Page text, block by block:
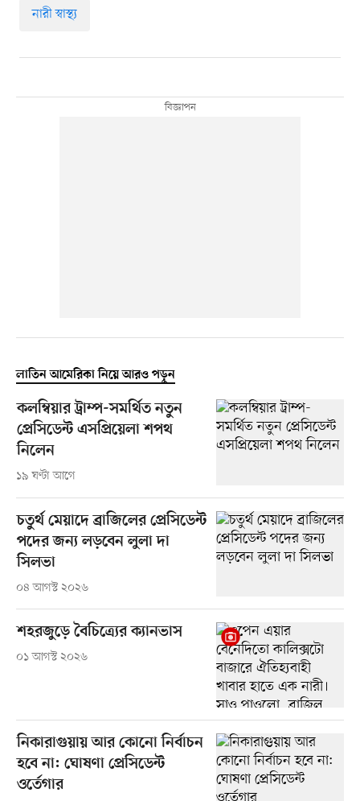
নারী স্বাস্থ্য
লাতিন আমেরিকা নিয়ে আরও পড়ুন
কলম্বিয়ার ট্রাম্প-সমর্থিত নতুন
প্রেসিডেন্ট এসপ্রিয়েলা শপথ
নিলেন
১৯ ঘণ্টা আগে
চতুর্থ মেয়াদে ব্রাজিলের প্রেসিডেন্ট
পদের জন্য লড়বেন লুলা দা
সিলভা
০৪ আগস্ট ২০২৬
শহরজুড়ে বৈচিত্র্যের ক্যানভাস
০১ আগস্ট ২০২৬
নিকারাগুয়ায় আর কোনো নির্বাচন
হবে না: ঘোষণা প্রেসিডেন্ট
ওর্তেগার